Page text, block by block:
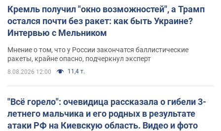
Кремль получил "окно возможностей", а Трамп
остался почти без ракет: как быть Украине?
Интервью с Мельником
Мнение о том, что у России закончатся баллистические
ракеты, крайне опасно, подчеркнул эксперт
8.08.2026 12:00 11,4 т.
"Всё горело": очевидица рассказала о гибели 3-
летнего мальчика и его родных в результате
атаки РФ на Киевскую область. Видео и фото